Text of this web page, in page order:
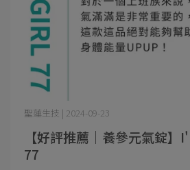
【好評推薦｜養參元氣錠
77
聖蓮生技 | 2024-09-23